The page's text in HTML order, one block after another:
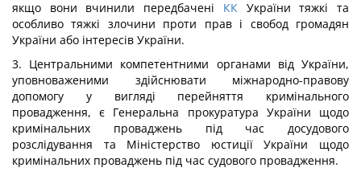
якщо вони вчинили передбачені ККУкраїни тяжкі та
особливо тяжкі злочини проти прав і свобод громадян
України або інтересів України.
3. Центральними компетентними органами від України,
уповноваженими здійснювати міжнародно-правову
допомогу у вигляді перейняття кримінального
провадження, є Генеральна прокуратура України щодо
кримінальних проваджень під час досудового
розслідування та Міністерство юстиції України щодо
кримінальних проваджень під час судового провадження.